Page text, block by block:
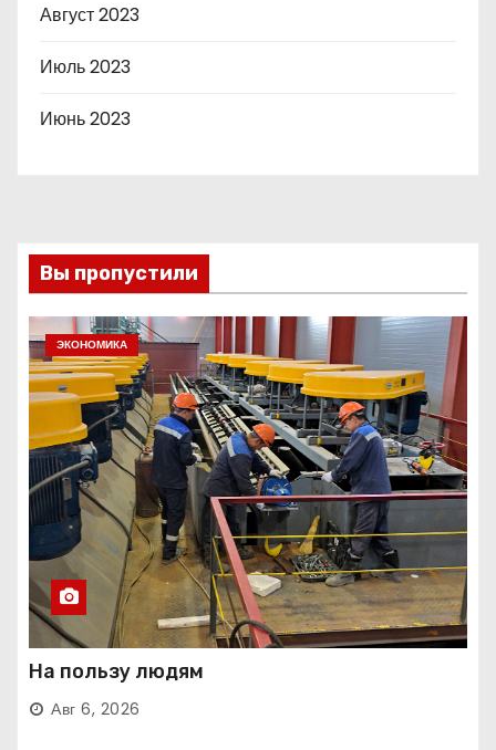
Август 2023
Июль 2023
Июнь 2023
Вы пропустили
ЭКОНОМИКА
На пользу людям
Авг 6, 2026